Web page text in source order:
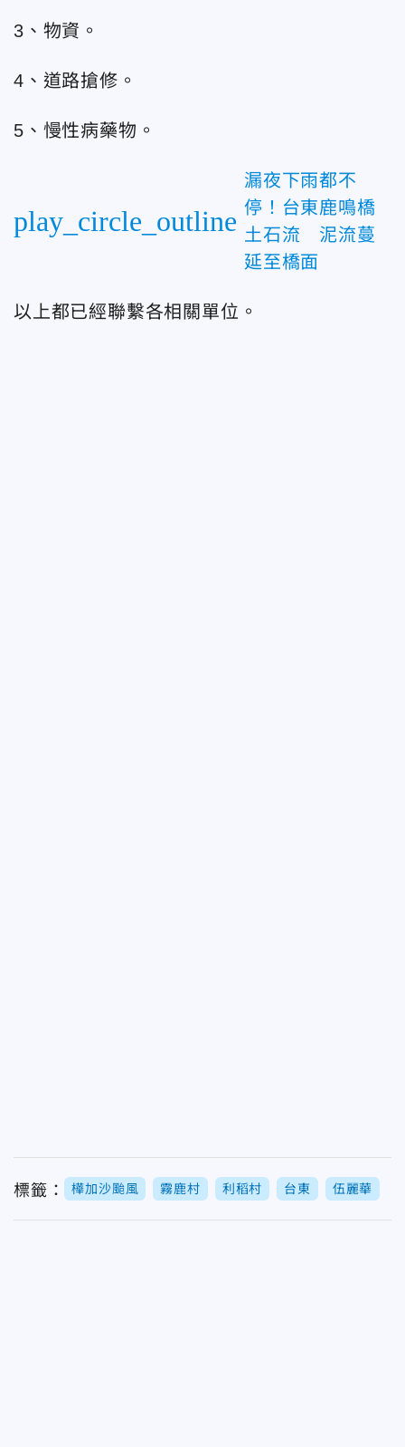
3、物資。
4、道路搶修。
5、慢性病藥物。
play_circle_outline
漏夜下雨都不
停！台東鹿鳴橋
土石流 泥流蔓
延至橋面
以上都已經聯繫各相關單位。
標籤： 樺加沙颱風 霧鹿村 利稻村 台東 伍麗華